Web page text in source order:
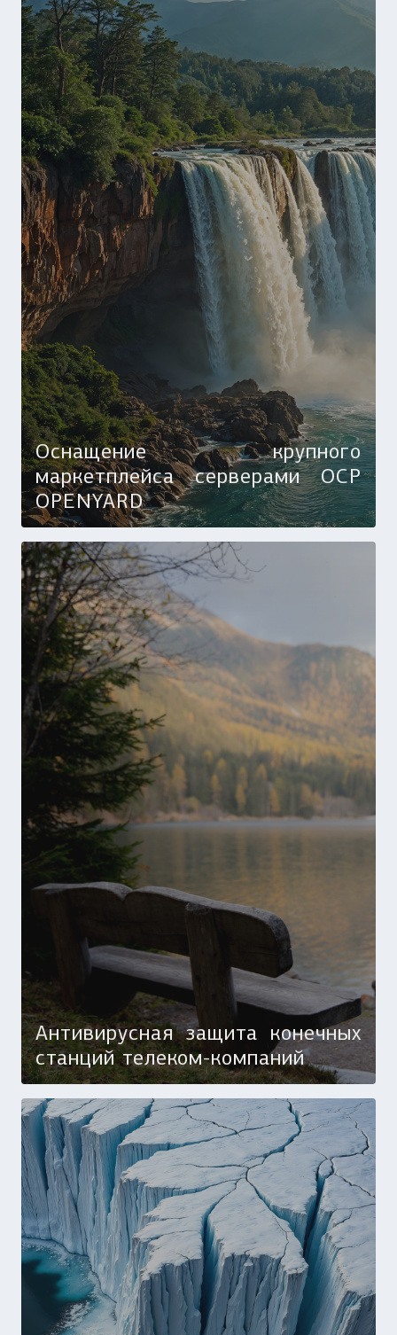
Оснащение крупного
маркетплейса серверами OCP
OPENYARD
Антивирусная защита конечных
станций телеком-компаний